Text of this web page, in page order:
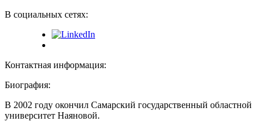
В социальных сетях:
Контактная информация:
Биография:
В 2002 году окончил Самарский государственный областной
университет Наяновой.